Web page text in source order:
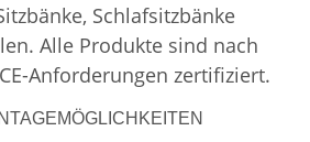
Schlafsitzbänke
Alle Produkte sind nach
Anforderungen zertifiziert.